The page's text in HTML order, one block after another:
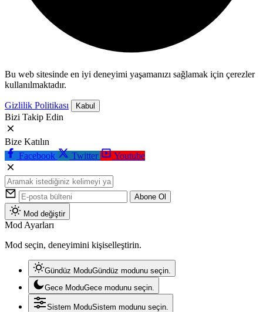
Bu web sitesinde en iyi deneyimi yaşamanızı sağlamak için çerezler
kullanılmaktadır.
Gizlilik Politikası Kabul
Bizi Takip Edin
Bize Katılın
Facebook
Twitter Youtube
Abone Ol
Mod değiştir
Mod Ayarları
Mod seçin, deneyimini kişiselleştirin.
Gündüz ModuGündüz modunu seçin.
Gece ModuGece modunu seçin.
Sistem ModuSistem modunu seçin.